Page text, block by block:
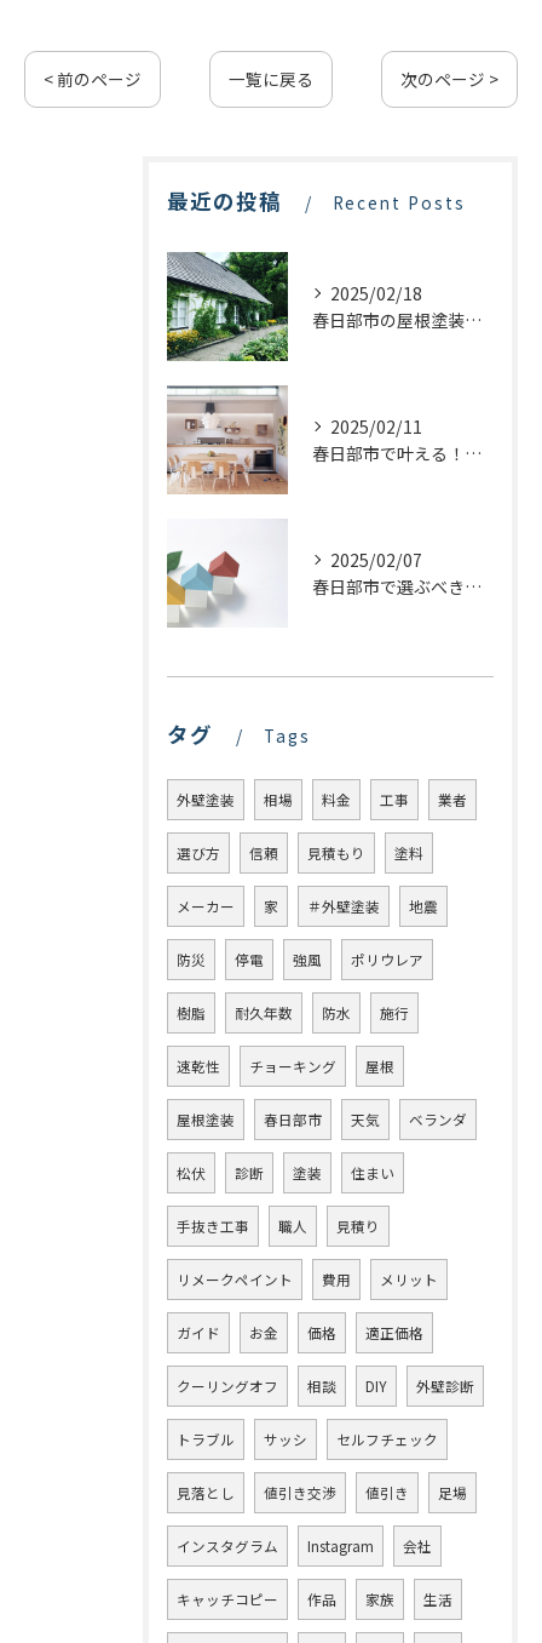
< 前のページ 一覧に戻る 次のページ >
最近の投稿 Recent Posts
2025/02/18
春日部市の屋根塗装：最適な業者選びで価格を抑える方法
2025/02/11
春日部市で叶える！理想のキッチンリフォームを実現するステップ
2025/02/07
春日部市で選ぶべき屋根塗装の種類とは？プロが教える最適な選び方
タグ Tags
外壁塗装 相場 料金 工事 業者
選び方 信頼 見積もり 塗料
メーカー 家 ＃外壁塗装 地震
防災 停電 強風 ポリウレア
樹脂 耐久年数 防水 施行
速乾性 チョーキング 屋根
屋根塗装 春日部市 天気 ベランダ
松伏 診断 塗装 住まい
手抜き工事 職人 見積り
リメークペイント 費用 メリット
ガイド お金 価格 適正価格
クーリングオフ 相談 DIY 外壁診断
トラブル サッシ セルフチェック
見落とし 値引き交渉 値引き 足場
インスタグラム Instagram 会社
キャッチコピー 作品 家族 生活